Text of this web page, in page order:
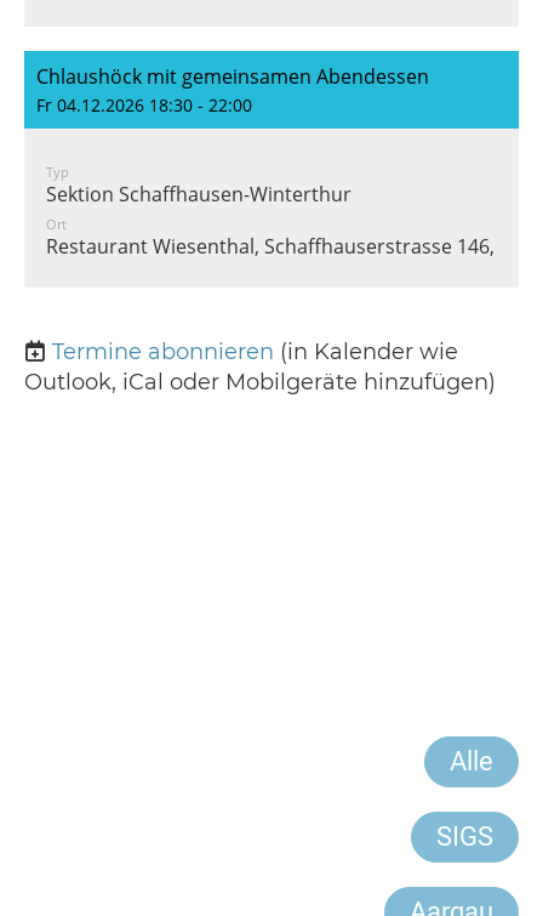
Chlaushöck mit gemeinsamen Abendessen
Fr 04.12.2026 18:30 - 22:00
Typ
Sektion Schaffhausen-Winterthur
Ort
Restaurant Wiesenthal, Schaffhauserstrasse 146,
Termine abonnieren (in Kalender wie
Outlook, iCal oder Mobilgeräte hinzufügen)
Alle
SIGS